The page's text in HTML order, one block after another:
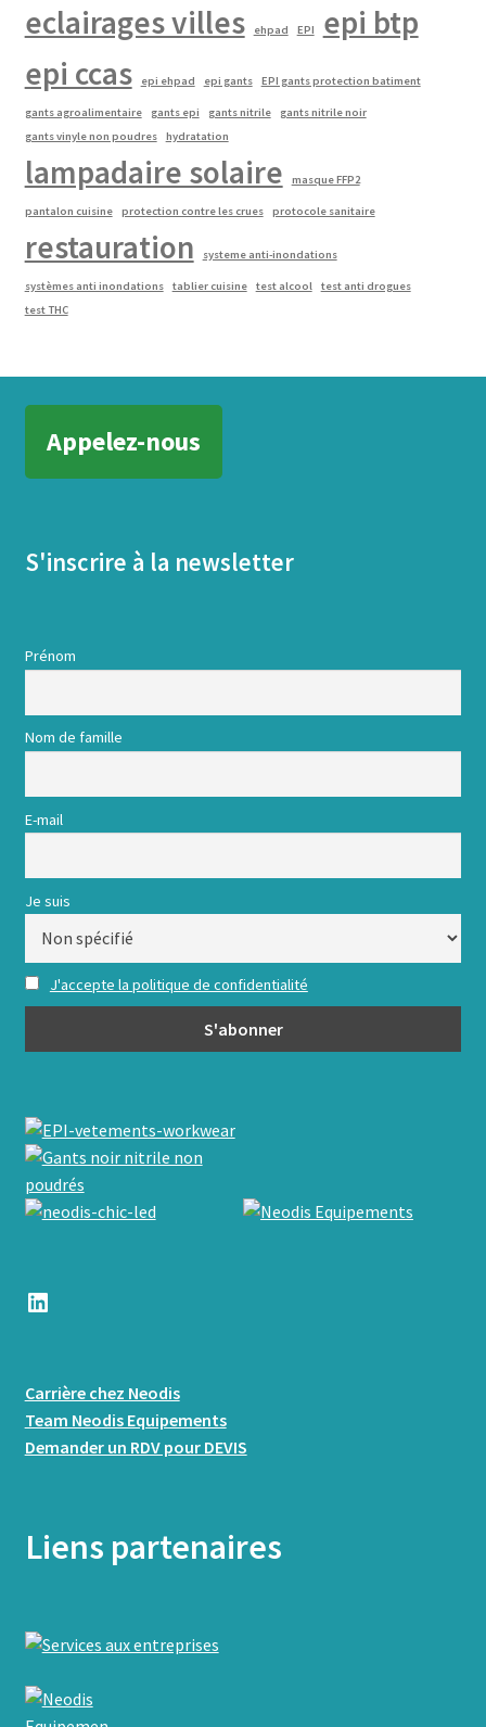
eclairages villes ehpad EPI
epi btp
epi ccas
epi ehpad epi gants EPI gants protection batiment
gants agroalimentaire gants epi gants nitrile
gants nitrile noir
gants vinyle non poudres
hydratation
lampadaire solaire masque FFP2
pantalon cuisine protection contre les crues protocole sanitaire
restauration systeme anti-inondations
systèmes anti inondations tablier cuisine test alcool
test anti drogues
test THC
Appelez-nous
S'inscrire à la newsletter
Prénom
Nom de famille
E-mail
Je suis
J'accepte la politique de confidentialité
LinkedIn
Carrière chez Neodis
Team Neodis Equipements
Demander un RDV pour DEVIS
Liens partenaires